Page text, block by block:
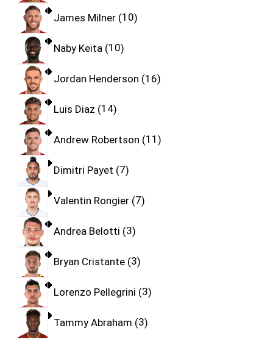
James Milner 10
Naby Keita 10
Jordan Henderson 16
Luis Diaz 14
Andrew Robertson 11
Dimitri Payet 7
Valentin Rongier 7
Andrea Belotti 3
Bryan Cristante 3
Lorenzo Pellegrini 3
Tammy Abraham 3